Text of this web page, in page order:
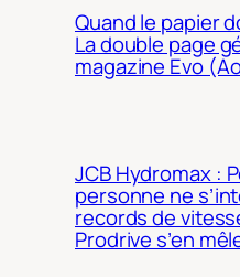
Quand le papier
La double page
magazine Evo
JCB Hydromax :
personne ne
records de
Prodrive s’en